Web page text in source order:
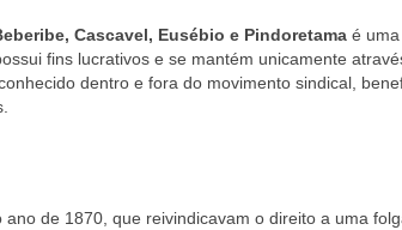
Cascavel, Eusébio e Pindoretama é
fins lucrativos e se mantém unicamente
dentro e fora do movimento sindical,
ano de 1870, que reivindicavam o direito a uma